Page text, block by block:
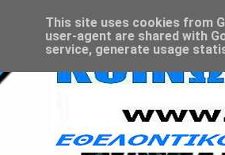
This site uses cookies from
user-agent are shared with
service, generate usage